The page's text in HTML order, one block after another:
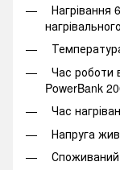
Нагрівання
Час роботи
PowerBank
Час
Напруга